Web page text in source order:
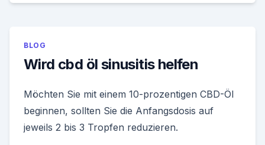
BLOG
Wird cbd öl sinusitis helfen
Möchten Sie mit einem 10-prozentigen CBD-Öl
beginnen, sollten Sie die Anfangsdosis auf
jeweils 2 bis 3 Tropfen reduzieren.